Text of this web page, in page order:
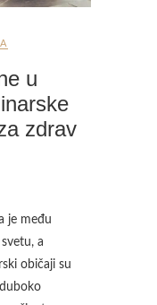
u
zdrav
je među
a
običaji su